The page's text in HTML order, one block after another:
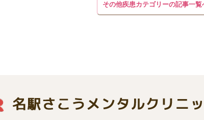
その他疾患カテゴリーの記事一覧